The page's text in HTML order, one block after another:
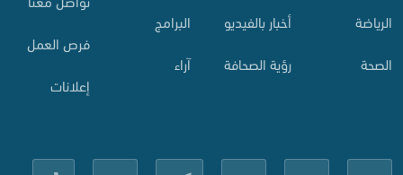
الرياضة
الصحة
أخبار بالفيديو
رؤية الصحافة
البرامج
آراء
فرص العمل
إعلانات